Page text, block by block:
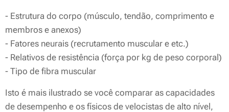
- Estrutura do corpo (músculo, tendão, comprimento e
membros e anexos)
- Fatores neurais (recrutamento muscular e etc.)
- Relativos de resistência (força por kg de peso corporal)
- Tipo de fibra muscular
Isto é mais ilustrado se você comparar as capacidades
de desempenho e os físicos de velocistas de alto nível,